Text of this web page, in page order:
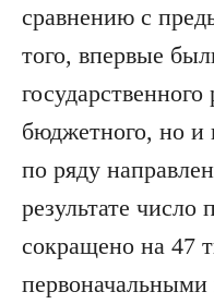
сравнению с
того, впервые
бюджетного, но и
по ряду
результате число
сокращено на 47